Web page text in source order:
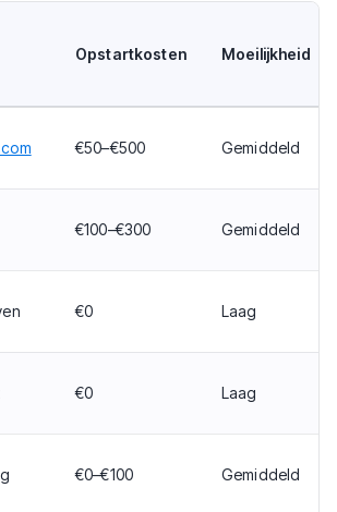
Opstartkosten Moeilijkheid
€50–€500 Gemiddeld
€100–€300 Gemiddeld
€0 Laag
€0 Laag
€0–€100 Gemiddeld